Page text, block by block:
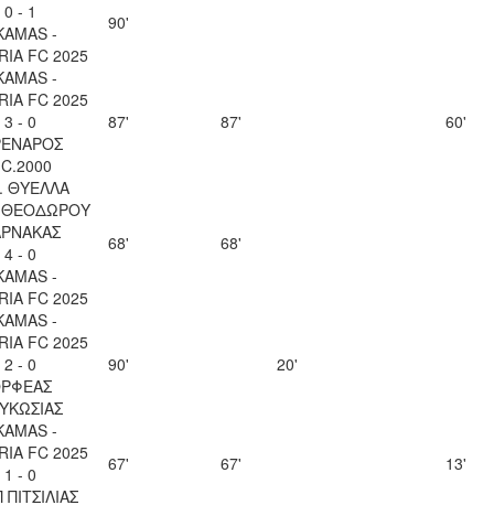
0 - 1
-
FC 2025
90'
-
FC 2025
3 - 0
87' 87' 60'
ΘΥΕΛΛΑ
ΘΕΟΔΩΡΟΥ
4 - 0
-
FC 2025
68' 68'
-
FC 2025
2 - 0
90' 20'
-
FC 2025
1 - 0
67' 67' 13'